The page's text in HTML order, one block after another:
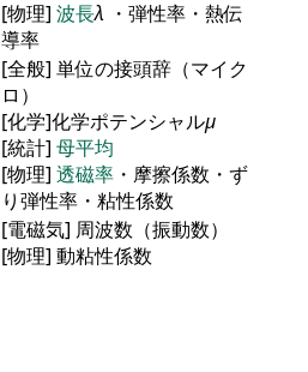
[物理] 波長λ ・弾性率・熱伝
導率
[全般] 単位の接頭辞（マイク
ロ）
[化学]化学ポテンシャルμ
[統計] 母平均
[物理] 透磁率 ・摩擦係数・ず
り弾性率・粘性係数
[電磁気] 周波数（振動数）
[物理] 動粘性係数